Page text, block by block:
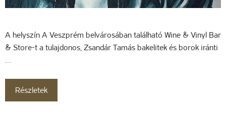
A helyszín A Veszprém belvárosában található Wine & Vinyl Bar
& Store-t a tulajdonos, Zsandár Tamás bakelitek és borok iránti
Részletek